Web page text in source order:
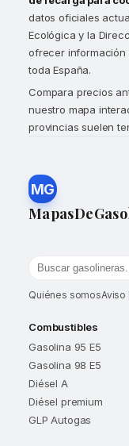
datos oficiales
Ecológica y la
ofrecer información
toda España.
Compara precios
nuestro mapa
provincias suelen
MG
Buscar gasolineras
Quiénes somosAviso
Combustibles
Gasolina 95 E5
Gasolina 98 E5
Diésel A
Diésel premium
GLP Autogas